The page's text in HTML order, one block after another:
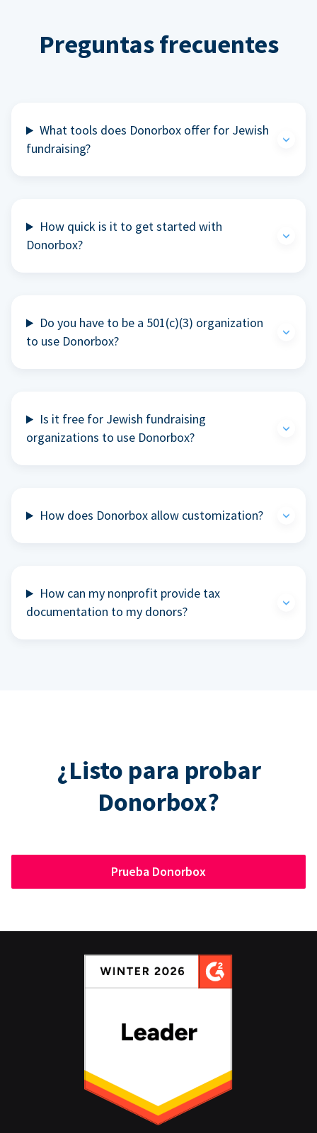
Preguntas frecuentes
What tools does Donorbox offer for Jewish
fundraising?
How quick is it to get started with
Donorbox?
Do you have to be a 501(c)(3) organization
to use Donorbox?
Is it free for Jewish fundraising
organizations to use Donorbox?
How does Donorbox allow customization?
How can my nonprofit provide tax
documentation to my donors?
¿Listo para probar
Donorbox?
Prueba Donorbox